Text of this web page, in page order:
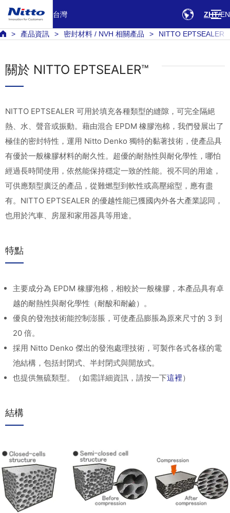
台灣 ZHT EN
產品資訊 密封材料 / NVH 相關產品 NITTO EPTSEALER
關於 NITTO EPTSEALER™
NITTO EPTSEALER 可用於填充各種類型的縫隙，可完全隔絕
熱、水、聲音或振動。藉由混合 EPDM 橡膠泡棉，我們發展出了
極佳的密封特性，運用 Nitto Denko 獨特的黏著技術，使產品具
有優於一般橡膠材料的耐久性。超優的耐熱性與耐化學性，哪怕
經過長時間使用，依然能保持穩定一致的性能。視不同的用途，
可供應類型廣泛的產品，從難燃型到軟性或高壓縮型，應有盡
有。NITTO EPTSEALER 的優越性能已獲國內外各大產業認同，
也用於汽車、房屋和家用器具等用途。
特點
主要成分為 EPDM 橡膠泡棉，相較於一般橡膠，本產品具有卓
越的耐熱性與耐化學性（耐酸和耐鹼）。
優良的發泡技術能控制澎脹，可使產品膨脹為原來尺寸的 3 到
20 倍。
採用 Nitto Denko 傑出的發泡處理技術，可製作各式各樣的電
池結構，包括封閉式、半封閉式與開放式。
也提供無硫類型。（如需詳細資訊，請按一下這裡）
結構